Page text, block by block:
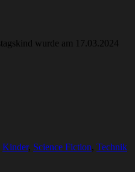
wurde am 17.03.2024
Kinder, Science Fiction, Technik